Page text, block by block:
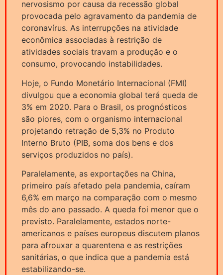
nervosismo por causa da recessão global
provocada pelo agravamento da pandemia de
coronavírus. As interrupções na atividade
econômica associadas à restrição de
atividades sociais travam a produção e o
consumo, provocando instabilidades.
Hoje, o Fundo Monetário Internacional (FMI)
divulgou que a economia global terá queda de
3% em 2020. Para o Brasil, os prognósticos
são piores, com o organismo internacional
projetando retração de 5,3% no Produto
Interno Bruto (PIB, soma dos bens e dos
serviços produzidos no país).
Paralelamente, as exportações na China,
primeiro país afetado pela pandemia, caíram
6,6% em março na comparação com o mesmo
mês do ano passado. A queda foi menor que o
previsto. Paralelamente, estados norte-
americanos e países europeus discutem planos
para afrouxar a quarentena e as restrições
sanitárias, o que indica que a pandemia está
estabilizando-se.